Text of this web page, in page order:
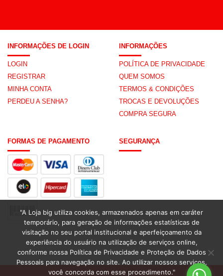
INFORMAÇÕES DE LOGIN
LOGIN
REGISTRAR
MINHA CONTA
PERDEU A SENHA?
INFORMAÇÕES
POLÍTICA DE PRIVACIDADE
QUEM SOMOS
TERMOS & CONDIÇÕES
TROCAS E DEVOLUÇÕES
COMPRA SEGURA
FORMAS DE PAGAMENTO SEGURANÇA
"A Loja big utiliza cookies, armazenados apenas em caráter
temporário, para geração de informações estatísticas de
visitação no seu portal institucional e aperfeiçoamento da
experiência do usuário na utilização de serviços online,
conforme nossa Política de Privacidade e Proteção de Dados
Pessoais para navegação no site. Ao utilizar nossos serviços,
você concorda com esse procedimento."